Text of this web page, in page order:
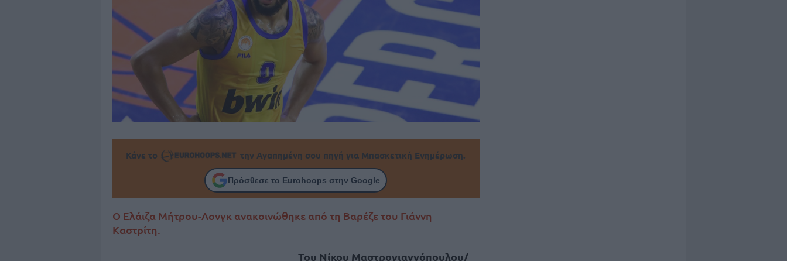
Κάνε το την Αγαπημένη σου πηγή για Μπασκετική Ενημέρωση.
Πρόσθεσε το Eurohoops στην Google
Ο Ελάιζα Μήτρου-Λονγκ ανακοινώθηκε από τη Βαρέζε του Γιάννη
Καστρίτη.
Του Νίκου Μαστρογιαννόπουλου/